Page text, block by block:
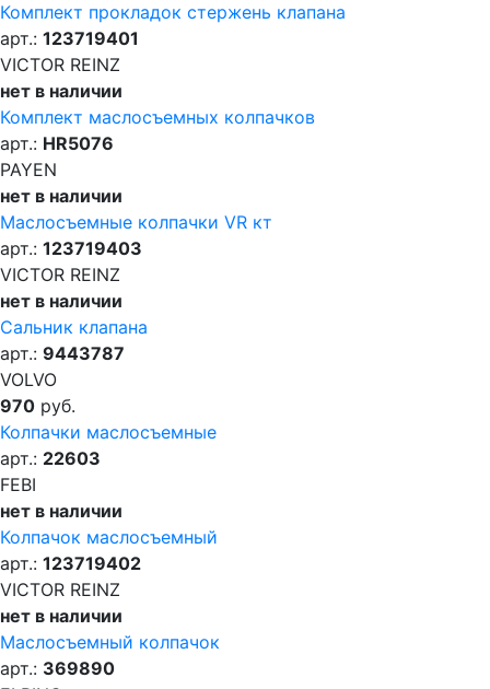
Комплект прокладок стержень клапана
арт.: 123719401
VICTOR REINZ
нет в наличии
Комплект маслосъемных колпачков
арт.: HR5076
PAYEN
нет в наличии
Маслосъемные колпачки VR кт
арт.: 123719403
VICTOR REINZ
нет в наличии
Сальник клапана
арт.: 9443787
VOLVO
970 руб.
Колпачки маслосъемные
арт.: 22603
FEBI
нет в наличии
Колпачок маслосъемный
арт.: 123719402
VICTOR REINZ
нет в наличии
Маслосъемный колпачок
арт.: 369890